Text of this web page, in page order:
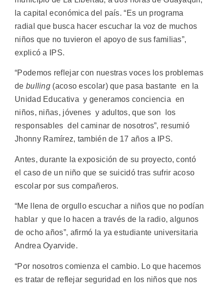
la capital económica del país. “Es un programa
radial que busca hacer escuchar la voz de muchos
niños que no tuvieron el apoyo de sus familias”,
explicó a IPS.
“Podemos reflejar con nuestras voces los problemas
de bulling (acoso escolar) que pasa bastante en la
Unidad Educativa y generamos conciencia en
niños, niñas, jóvenes y adultos, que son los
responsables del caminar de nosotros”, resumió
Jhonny Ramírez, también de 17 años a IPS.
Antes, durante la exposición de su proyecto, contó
el caso de un niño que se suicidó tras sufrir acoso
escolar por sus compañeros.
“Me llena de orgullo escuchar a niños que no podían
hablar y que lo hacen a través de la radio, algunos
de ocho años”, afirmó la ya estudiante universitaria
Andrea Oyarvide.
“Por nosotros comienza el cambio. Lo que hacemos
es tratar de reflejar seguridad en los niños que nos